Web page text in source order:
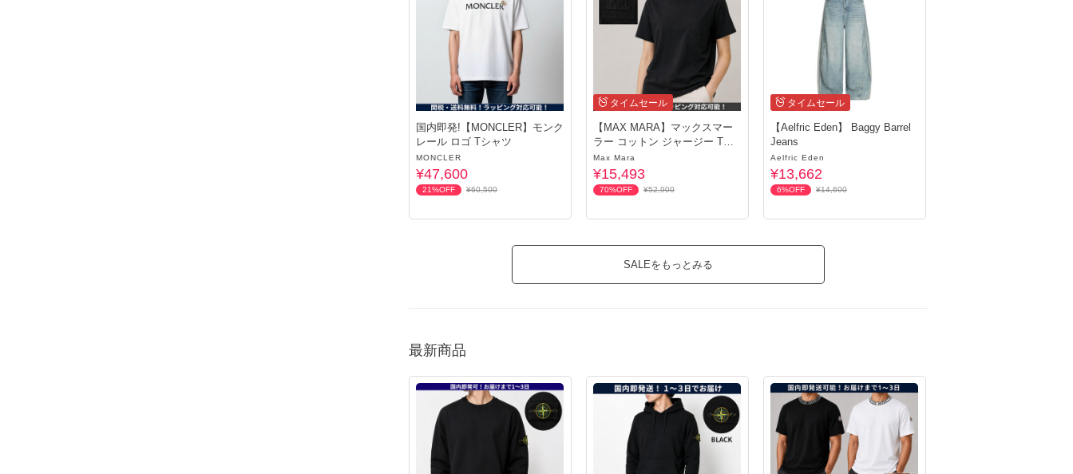
国内即発!【MONCLER】モンク
レール ロゴ Tシャツ
MONCLER
¥47,600
21%OFF ¥60,500
タイムセール
【MAX MARA】マックスマー
ラー コットン ジャージー Tシ
ャツ
Max Mara
¥15,493
70%OFF ¥52,900
タイムセール
【Aelfric Eden】 Baggy Barrel
Jeans
Aelfric Eden
¥13,662
6%OFF ¥14,600
SALEをもっとみる
最新商品